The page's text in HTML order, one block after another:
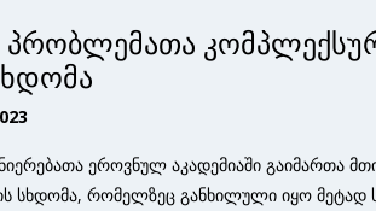
პრობლემათა
ეროვნულ აკადემიაში გაიმართა
სხდომა, რომელზეც განხილული იყო